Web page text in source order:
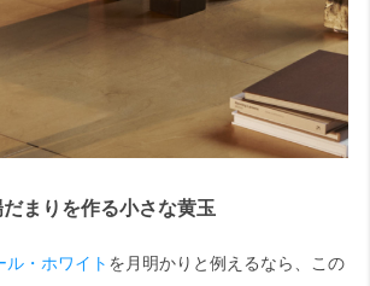
だまりを作る小さな黄玉
ル・ホワイト を月明かりと例えるなら、この